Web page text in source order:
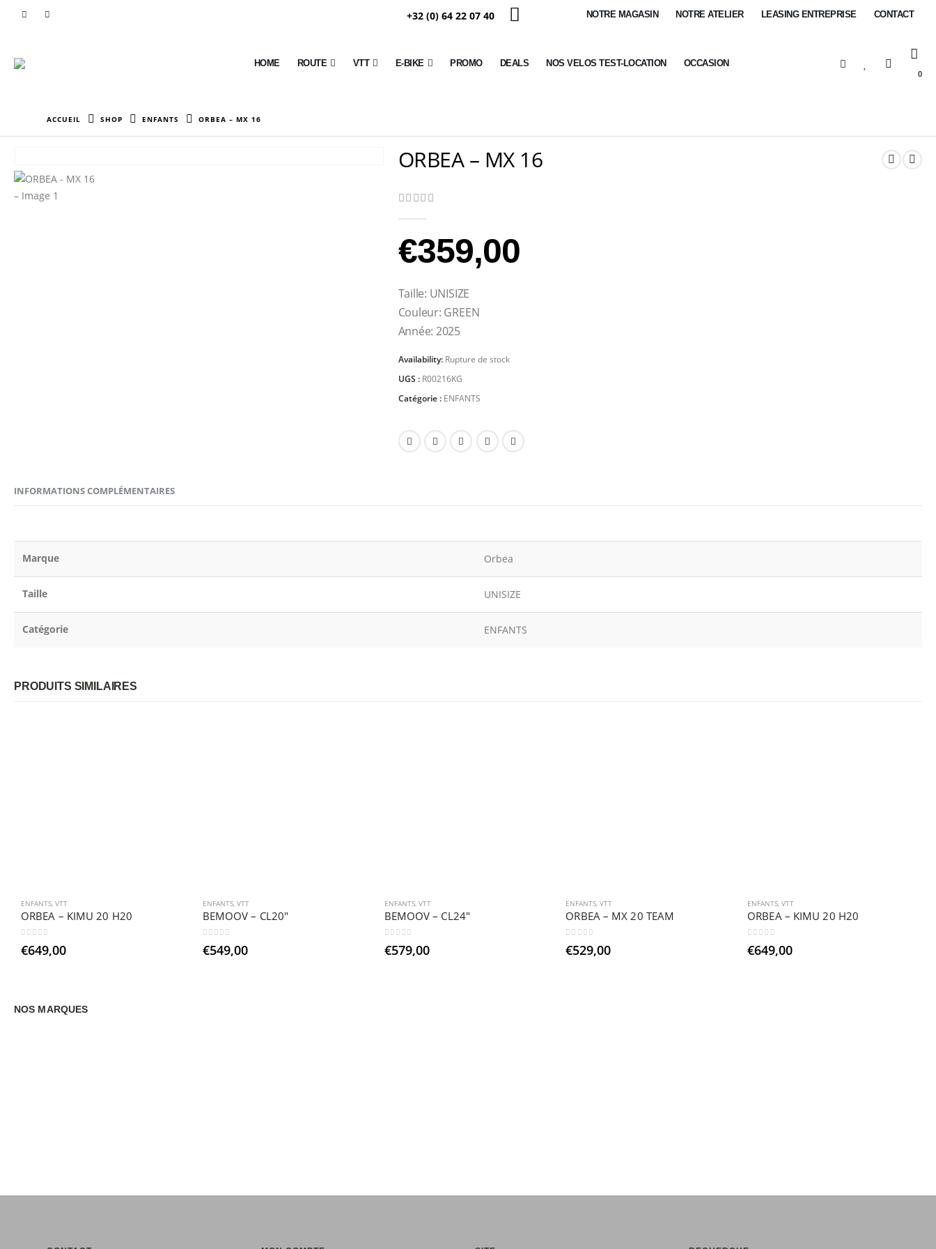
+32 (0) 64 22 07 40 NOTRE MAGASIN NOTRE ATELIER LEASING ENTREPRISE CONTACT
HOME ROUTE VTT E-BIKE PROMO DEALS NOS VELOS TEST-LOCATION
OCCASION
0
ACCUEIL SHOP ENFANTS ORBEA – MX 16
ORBEA – MX 16
€359,00
Taille: UNISIZE
Couleur: GREEN
Année: 2025
Availability: Rupture de stock
UGS : R00216KG
Catégorie : ENFANTS
INFORMATIONS COMPLÉMENTAIRES
Marque Orbea
Taille UNISIZE
Catégorie ENFANTS
PRODUITS SIMILAIRES
ENFANTS VTT
ORBEA – KIMU 20 H20
€649,00
ENFANTS, VTT
BEMOOV – CL20″
€549,00
ENFANTS, VTT
BEMOOV – CL24″
€579,00
ENFANTS ,VTT
ORBEA – MX 20 TEAM
€529,00
ENFANTS ,VTT
ORBEA – KIMU 20 H20
€649,00
NOS MARQUES